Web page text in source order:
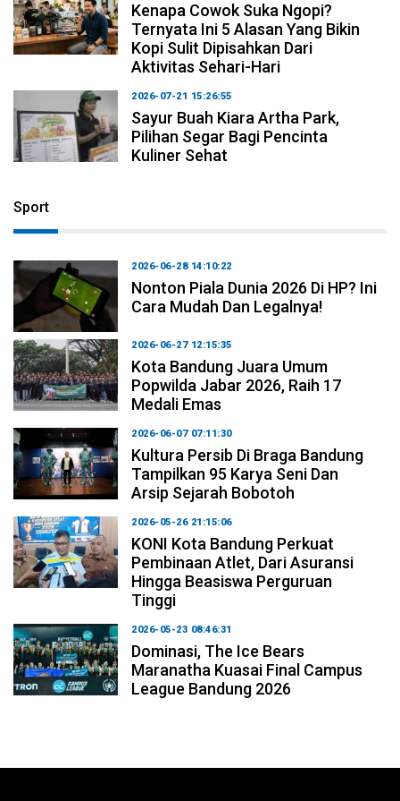
Kenapa Cowok Suka Ngopi?
Ternyata Ini 5 Alasan Yang Bikin
Kopi Sulit Dipisahkan Dari
Aktivitas Sehari-Hari
2026-07-21 15:26:55
Sayur Buah Kiara Artha Park,
Pilihan Segar Bagi Pencinta
Kuliner Sehat
Sport
2026-06-28 14:10:22
Nonton Piala Dunia 2026 Di HP? Ini
Cara Mudah Dan Legalnya!
2026-06-27 12:15:35
Kota Bandung Juara Umum
Popwilda Jabar 2026, Raih 17
Medali Emas
2026-06-07 07:11:30
Kultura Persib Di Braga Bandung
Tampilkan 95 Karya Seni Dan
Arsip Sejarah Bobotoh
2026-05-26 21:15:06
KONI Kota Bandung Perkuat
Pembinaan Atlet, Dari Asuransi
Hingga Beasiswa Perguruan
Tinggi
2026-05-23 08:46:31
Dominasi, The Ice Bears
Maranatha Kuasai Final Campus
League Bandung 2026